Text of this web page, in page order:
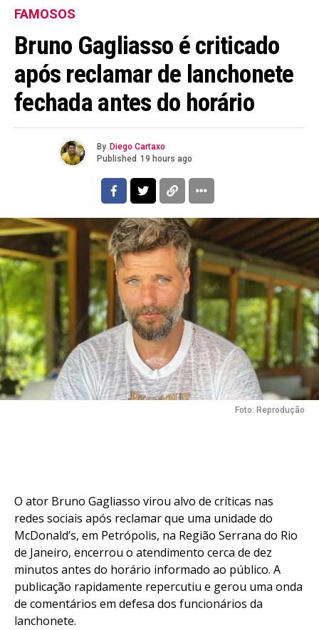
FAMOSOS
Bruno Gagliasso é criticado
após reclamar de lanchonete
fechada antes do horário
By Diego Cartaxo
Published 19 hours ago
Foto: Reprodução
O ator Bruno Gagliasso virou alvo de críticas nas
redes sociais após reclamar que uma unidade do
McDonald’s, em Petrópolis, na Região Serrana do Rio
de Janeiro, encerrou o atendimento cerca de dez
minutos antes do horário informado ao público. A
publicação rapidamente repercutiu e gerou uma onda
de comentários em defesa dos funcionários da
lanchonete.